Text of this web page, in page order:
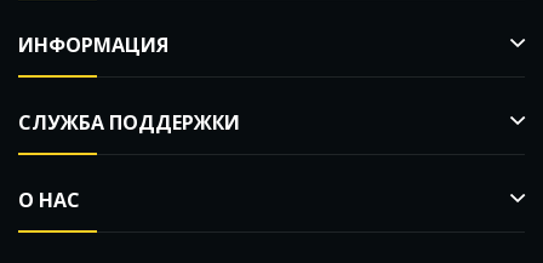
ИНФОРМАЦИЯ
СЛУЖБА ПОДДЕРЖКИ
О НАС